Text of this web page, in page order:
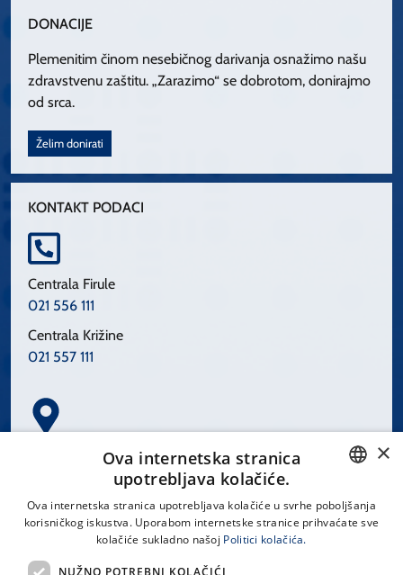
DONACIJE
Plemenitim činom nesebičnog darivanja osnažimo našu
zdravstvenu zaštitu. „Zarazimo“ se dobrotom, donirajmo
od srca.
Želim donirati
KONTAKT PODACI
Centrala Firule
021 556 111
Centrala Križine
021 557 111
Spinčićeva 1, 21000 Split
CROATIAN
×
Ova internetska stranica
upotrebljava kolačiće.
Ova internetska stranica upotrebljava kolačiće u svrhe poboljšanja
korisničkog iskustva. Uporabom internetske stranice prihvaćate sve
kolačiće sukladno našoj Politici kolačića.
NUŽNO POTREBNI KOLAČIĆI